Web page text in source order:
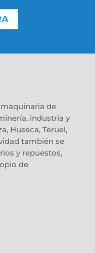
de
industria y
Huesca, Teruel,
también se
y repuestos,
de